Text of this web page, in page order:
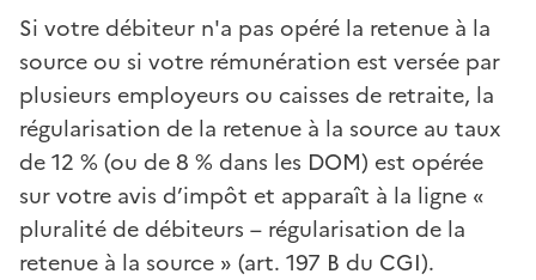
Si votre débiteur n'a pas opéré la retenue à la
source ou si votre rémunération est versée par
plusieurs employeurs ou caisses de retraite, la
régularisation de la retenue à la source au taux
de 12 % (ou de 8 % dans les DOM) est opérée
sur votre avis d’impôt et apparaît à la ligne «
pluralité de débiteurs – régularisation de la
retenue à la source » (art. 197 B du CGI).